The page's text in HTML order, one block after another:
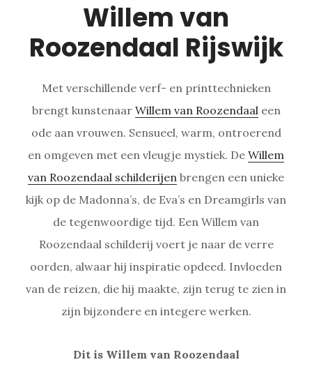
Willem van
Roozendaal Rijswijk
Met verschillende verf- en printtechnieken
brengt kunstenaar Willem van Roozendaal een
ode aan vrouwen. Sensueel, warm, ontroerend
en omgeven met een vleugje mystiek. De Willem
van Roozendaal schilderijen brengen een unieke
kijk op de Madonna’s, de Eva’s en Dreamgirls van
de tegenwoordige tijd. Een Willem van
Roozendaal schilderij voert je naar de verre
oorden, alwaar hij inspiratie opdeed. Invloeden
van de reizen, die hij maakte, zijn terug te zien in
zijn bijzondere en integere werken.
Dit is Willem van Roozendaal